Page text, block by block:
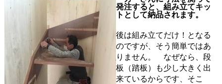
発注すると、組み立てキッ
トとして納品されます。
後は組み立てだけ！となる
のですが、そう簡単ではあ
りません。 なぜなら、段
板（踏板）も少し大きく出
来ているからです、そこ